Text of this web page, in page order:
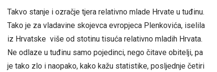
Takvo stanje i ozračje tjera relativno mlade Hrvate u tuđinu.
Tako je za vladavine skojevca evropjeca Plenkovića, iselila
iz Hrvatske više od stotinu tisuća relativno mladih Hrvata.
Ne odlaze u tuđinu samo pojedinci, nego čitave obitelji, pa
je tako zlo i naopako, kako kažu statistike, posljednje četiri